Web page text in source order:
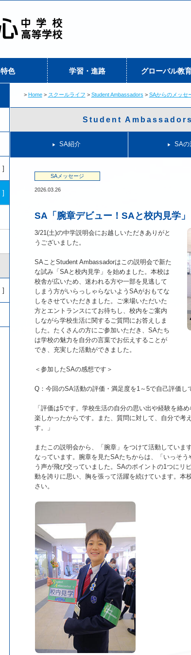
特色 学習・進路 グローバル教
Home スクールライフ Student Ambassadors SAからのメッセ
Student Ambassadors
SA紹介 SAの
SAメッセージ
2026.03.26
SA「腕章デビュー！SAと校内見学」
3/21(土)の中学説明会にお越しいただきありがと
うございました。
SAことStudent Ambassadorはこの説明会で新た
な試み「SAと校内見学」を始めました。本校は
校舎が広いため、迷われる方や一部を見逃して
しまう方がいらっしゃらないようSAがおもてな
しをさせていただきました。ご来場いただいた
方とエントランスにてお待ちし、校内をご案内
しながら学校生活に関するご質問にお答えしま
した。たくさんの方にご参加いただき、SAたち
は学校の魅力を自分の言葉でお伝えすることが
でき、充実した活動ができました。
＜参加したSAの感想です＞
Q：今回のSA活動の評価・満足度を1～5で自己評価し
「評価は5です。学校生活の自分の思い出や経験を絡
楽しかったからです。また、質問に対して、自分で考
す。」
またこの説明会から、「腕章」をつけて活動してい
なっています。腕章を見たSAたちからは、「いっそ
う声が飛び交っていました。SAのポイントの1つにリ
動を誇りに思い、胸を張って活躍を続けています。本
さい。